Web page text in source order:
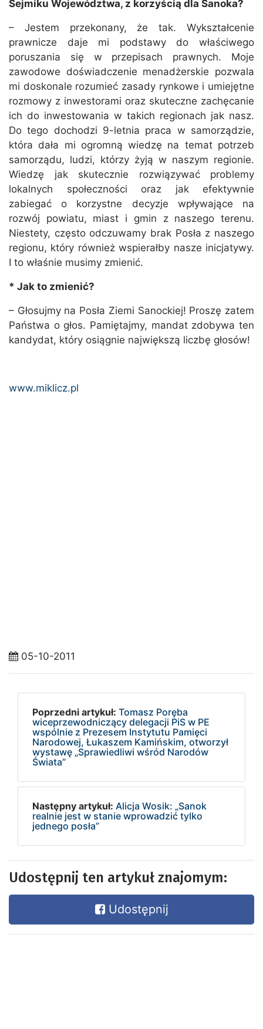
Sejmiku Województwa, z korzyścią dla Sanoka?
– Jestem przekonany, że tak. Wykształcenie
prawnicze daje mi podstawy do właściwego
poruszania się w przepisach prawnych. Moje
zawodowe doświadczenie menadżerskie pozwala
mi doskonale rozumieć zasady rynkowe i umiejętne
rozmowy z inwestorami oraz skuteczne zachęcanie
ich do inwestowania w takich regionach jak nasz.
Do tego dochodzi 9-letnia praca w samorządzie,
która dała mi ogromną wiedzę na temat potrzeb
samorządu, ludzi, którzy żyją w naszym regionie.
Wiedzę jak skutecznie rozwiązywać problemy
lokalnych społeczności oraz jak efektywnie
zabiegać o korzystne decyzje wpływające na
rozwój powiatu, miast i gmin z naszego terenu.
Niestety, często odczuwamy brak Posła z naszego
regionu, który również wspierałby nasze inicjatywy.
I to właśnie musimy zmienić.
* Jak to zmienić?
– Głosujmy na Posła Ziemi Sanockiej! Proszę zatem
Państwa o głos. Pamiętajmy, mandat zdobywa ten
kandydat, który osiągnie największą liczbę głosów!
www.miklicz.pl
05-10-2011
Poprzedni artykuł: Tomasz Poręba
wiceprzewodniczący delegacji PiS w PE
wspólnie z Prezesem Instytutu Pamięci
Narodowej, Łukaszem Kamińskim, otworzył
wystawę „Sprawiedliwi wśród Narodów
Świata”
Następny artykuł: Alicja Wosik: „Sanok
realnie jest w stanie wprowadzić tylko
jednego posła”
Udostępnij ten artykuł znajomym:
Udostępnij